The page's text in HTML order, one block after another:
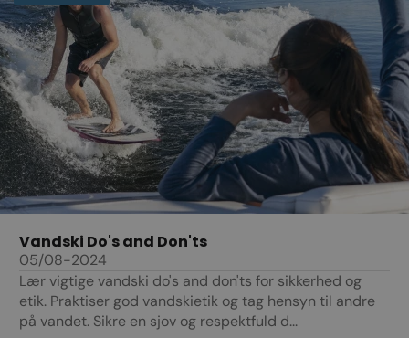
Vandski Do's and Don'ts
05/08-2024
Lær vigtige vandski do's and don'ts for sikkerhed og
etik. Praktiser god vandskietik og tag hensyn til andre
på vandet. Sikre en sjov og respektfuld d...